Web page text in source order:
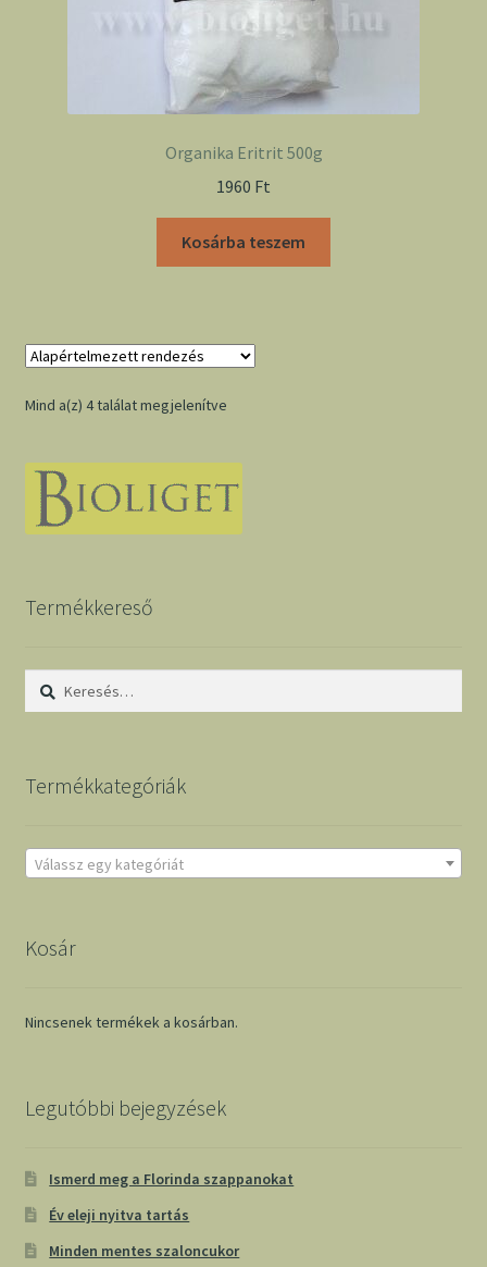
Organika Eritrit 500g
1960 Ft
Kosárba teszem
Mind a(z) 4 találat megjelenítve
Termékkereső
Keresés:
Termékkategóriák
Válassz egy kategóriát
Kosár
Nincsenek termékek a kosárban.
Legutóbbi bejegyzések
Ismerd meg a Florinda szappanokat
Év eleji nyitva tartás
Minden mentes szaloncukor